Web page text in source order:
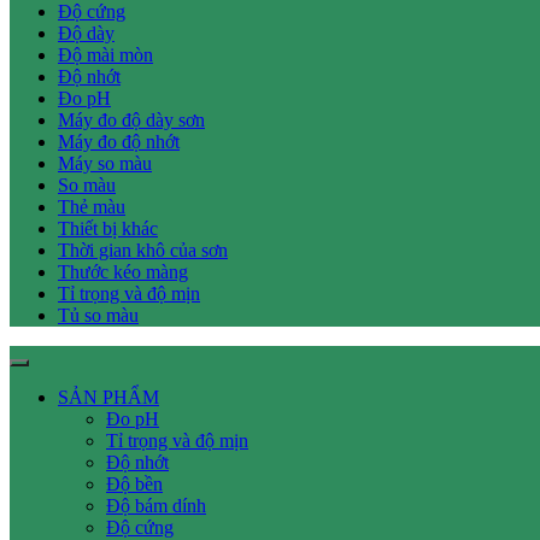
Độ cứng
Độ dày
Độ mài mòn
Độ nhớt
Đo pH
Máy đo độ dày sơn
Máy đo độ nhớt
Máy so màu
So màu
Thẻ màu
Thiết bị khác
Thời gian khô của sơn
Thước kéo màng
Tỉ trọng và độ mịn
Tủ so màu
SẢN PHẨM
Đo pH
Tỉ trọng và độ mịn
Độ nhớt
Độ bền
Độ bám dính
Độ cứng